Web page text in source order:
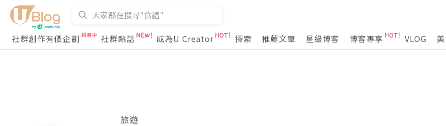
社群創作有價企劃 社群熱話 成為U Creator 探索 推薦文章 星級博客 博客專享 VLOG
旅遊